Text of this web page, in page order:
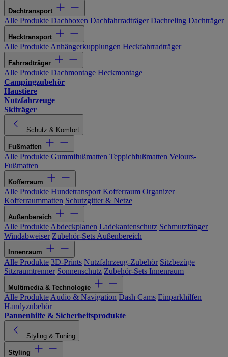
Dachtransport
Alle Produkte Dachboxen Dachfahrradträger Dachreling Dachträger
Hecktransport
Alle Produkte Anhängerkupplungen Heckfahrradträger
Fahrradträger
Alle Produkte Dachmontage Heckmontage
Campingzubehör
Haustiere
Nutzfahrzeuge
Skiträger
Schutz & Komfort
Fußmatten
Alle Produkte Gummifußmatten Teppichfußmatten Velours-
Fußmatten
Kofferraum
Alle Produkte Hundetransport Kofferraum Organizer
Kofferraummatten Schutzgitter & Netze
Außenbereich
Alle Produkte Abdeckplanen Ladekantenschutz Schmutzfänger
Windabweiser Zubehör-Sets Außenbereich
Innenraum
Alle Produkte 3D-Prints Nutzfahrzeug-Zubehör Sitzbezüge
Sitzraumtrenner Sonnenschutz Zubehör-Sets Innenraum
Multimedia & Technologie
Alle Produkte Audio & Navigation Dash Cams Einparkhilfen
Handyzubehör
Pannenhilfe & Sicherheitsprodukte
Styling & Tuning
Styling